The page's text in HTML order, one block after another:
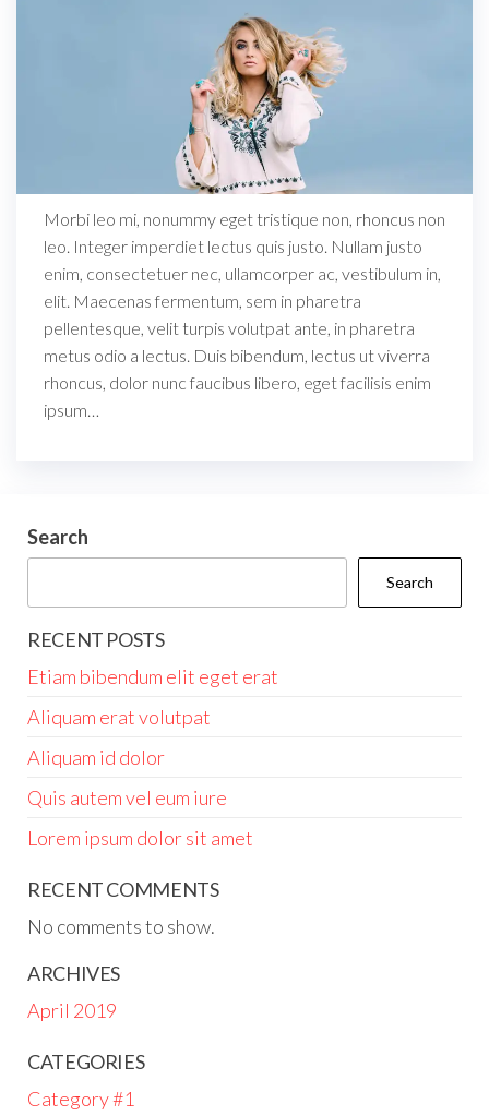
Morbi leo mi, nonummy eget tristique non, rhoncus non
leo. Integer imperdiet lectus quis justo. Nullam justo
enim, consectetuer nec, ullamcorper ac, vestibulum in,
elit. Maecenas fermentum, sem in pharetra
pellentesque, velit turpis volutpat ante, in pharetra
metus odio a lectus. Duis bibendum, lectus ut viverra
rhoncus, dolor nunc faucibus libero, eget facilisis enim
ipsum…
Search
Search
RECENT POSTS
Etiam bibendum elit eget erat
Aliquam erat volutpat
Aliquam id dolor
Quis autem vel eum iure
Lorem ipsum dolor sit amet
RECENT COMMENTS
No comments to show.
ARCHIVES
April 2019
CATEGORIES
Category #1